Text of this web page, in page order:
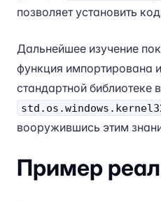
позволяет установить
Дальнейшее изучение
функция импортирована
стандартной библиотеке
вооружившись этим
Пример